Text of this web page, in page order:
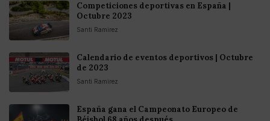
Competiciones deportivas en España |
Octubre 2023
Santi Ramirez
Calendario de eventos deportivos | Octubre
de 2023
Santi Ramirez
España gana el Campeonato Europeo de